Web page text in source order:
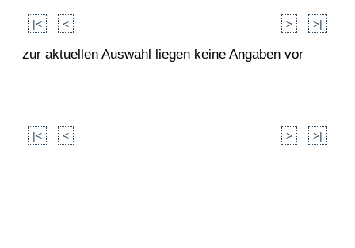
|< < > >|
zur aktuellen Auswahl liegen keine Angaben vor
|< < > >|